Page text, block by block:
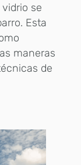
se
Esta
maneras
de